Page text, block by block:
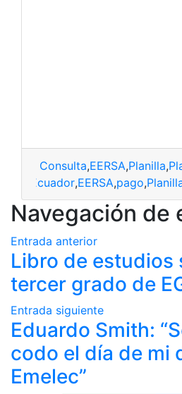
Consulta,EERSA,Planilla,
Ecuador,EERSA,pago,
Navegación de
Entrada anterior
Libro de estudios
tercer grado de
Entrada siguiente
Eduardo Smith:
codo el día de mi
Emelec”